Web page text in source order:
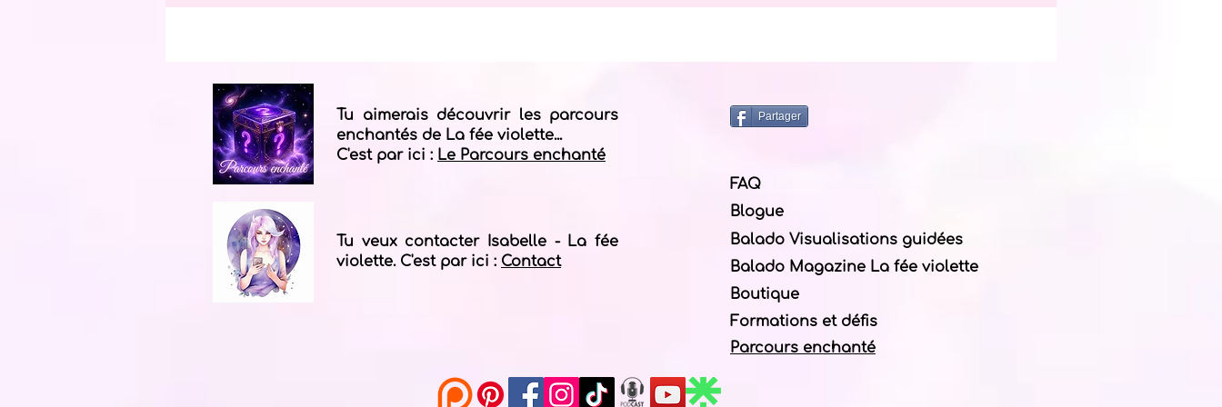
Tu aimerais découvrir les parcours
enchantés de La fée violette...
C'est par ici : Le Parcours enchanté
Tu veux contacter Isabelle - La fée
violette. C'est par ici : Contact
Partager
FAQ
Blogue
Balado Visualisations guidées
Balado Magazine La fée violette
Boutique
Formations et défis
Parcours enchanté